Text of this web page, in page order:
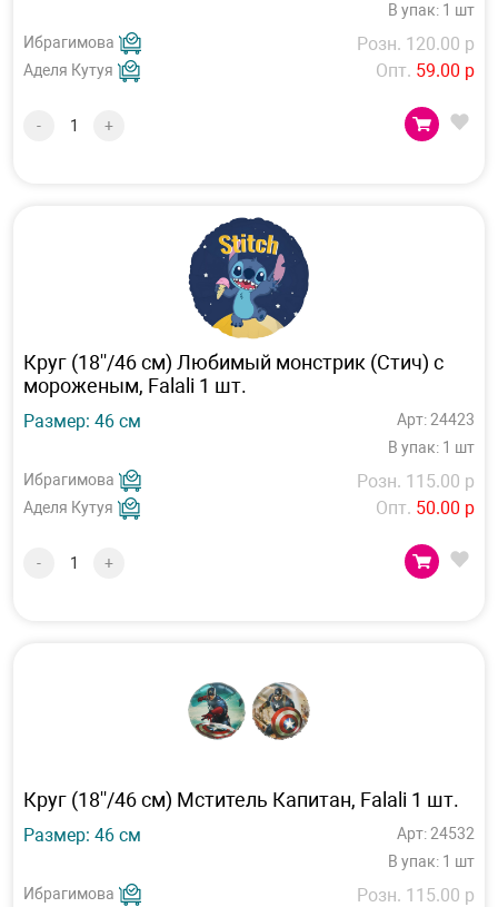
В упак: 1 шт
Ибрагимова
Аделя Кутуя
Розн. 120.00 р
Опт. 59.00 р
- +
Круг (18''/46 см) Любимый монстрик (Стич) с
мороженым, Falali 1 шт.
Размер: 46 см
Арт: 24423
В упак: 1 шт
Ибрагимова
Аделя Кутуя
Розн. 115.00 р
Опт. 50.00 р
- +
Круг (18''/46 см) Мститель Капитан, Falali 1 шт.
Размер: 46 см
Арт: 24532
В упак: 1 шт
Ибрагимова
Розн. 115.00 р